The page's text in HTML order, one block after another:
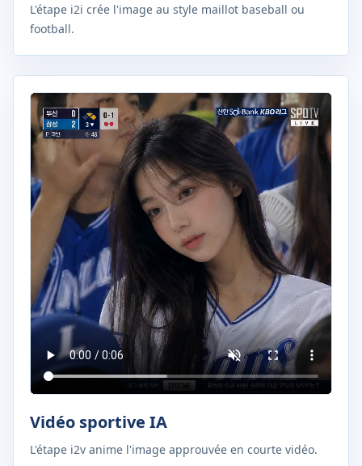
L'étape i2i crée l'image au style maillot baseball ou
football.
Vidéo sportive IA
L'étape i2v anime l'image approuvée en courte vidéo.